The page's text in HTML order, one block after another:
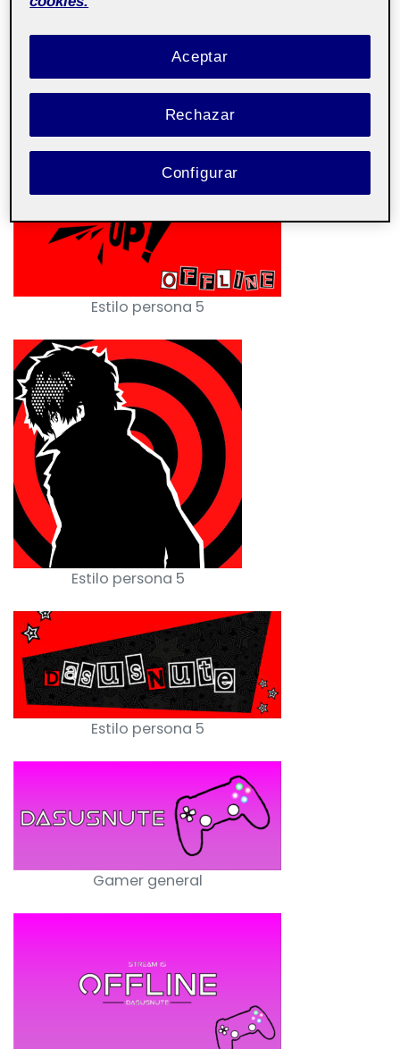
Estilo Persona 5
Estilo persona 5
Estilo persona 5
Estilo persona 5
Gamer general
Rechazar
Aceptar
Configurar